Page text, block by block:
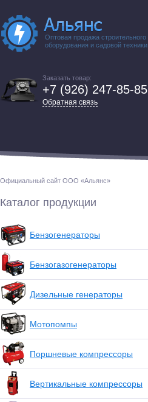
Оптовая продажа строительного
оборудования и садовой техники
Заказать товар:
+7 (926) 247-85-85
Обратная связь
Официальный сайт ООО «Альянс»
Каталог продукции
Бензогенераторы
Бензогазогенераторы
Дизельные генераторы
Мотопомпы
Поршневые компрессоры
Вертикальные компрессоры